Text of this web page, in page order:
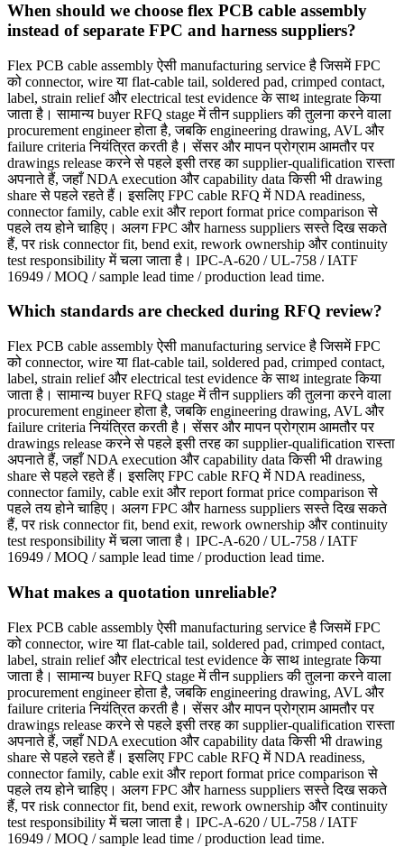
When should we choose flex PCB cable assembly
instead of separate FPC and harness suppliers?
Flex PCB cable assembly ऐसी manufacturing service है जिसमें FPC
को connector, wire या flat-cable tail, soldered pad, crimped contact,
label, strain relief और electrical test evidence के साथ integrate किया
जाता है। सामान्य buyer RFQ stage में तीन suppliers की तुलना करने वाला
procurement engineer होता है, जबकि engineering drawing, AVL और
failure criteria नियंत्रित करती है। सेंसर और मापन प्रोग्राम आमतौर पर
drawings release करने से पहले इसी तरह का supplier-qualification रास्ता
अपनाते हैं, जहाँ NDA execution और capability data किसी भी drawing
share से पहले रहते हैं। इसलिए FPC cable RFQ में NDA readiness,
connector family, cable exit और report format price comparison से
पहले तय होने चाहिए। अलग FPC और harness suppliers सस्ते दिख सकते
हैं, पर risk connector fit, bend exit, rework ownership और continuity
test responsibility में चला जाता है। IPC-A-620 / UL-758 / IATF
16949 / MOQ / sample lead time / production lead time.
Which standards are checked during RFQ review?
Flex PCB cable assembly ऐसी manufacturing service है जिसमें FPC
को connector, wire या flat-cable tail, soldered pad, crimped contact,
label, strain relief और electrical test evidence के साथ integrate किया
जाता है। सामान्य buyer RFQ stage में तीन suppliers की तुलना करने वाला
procurement engineer होता है, जबकि engineering drawing, AVL और
failure criteria नियंत्रित करती है। सेंसर और मापन प्रोग्राम आमतौर पर
drawings release करने से पहले इसी तरह का supplier-qualification रास्ता
अपनाते हैं, जहाँ NDA execution और capability data किसी भी drawing
share से पहले रहते हैं। इसलिए FPC cable RFQ में NDA readiness,
connector family, cable exit और report format price comparison से
पहले तय होने चाहिए। अलग FPC और harness suppliers सस्ते दिख सकते
हैं, पर risk connector fit, bend exit, rework ownership और continuity
test responsibility में चला जाता है। IPC-A-620 / UL-758 / IATF
16949 / MOQ / sample lead time / production lead time.
What makes a quotation unreliable?
Flex PCB cable assembly ऐसी manufacturing service है जिसमें FPC
को connector, wire या flat-cable tail, soldered pad, crimped contact,
label, strain relief और electrical test evidence के साथ integrate किया
जाता है। सामान्य buyer RFQ stage में तीन suppliers की तुलना करने वाला
procurement engineer होता है, जबकि engineering drawing, AVL और
failure criteria नियंत्रित करती है। सेंसर और मापन प्रोग्राम आमतौर पर
drawings release करने से पहले इसी तरह का supplier-qualification रास्ता
अपनाते हैं, जहाँ NDA execution और capability data किसी भी drawing
share से पहले रहते हैं। इसलिए FPC cable RFQ में NDA readiness,
connector family, cable exit और report format price comparison से
पहले तय होने चाहिए। अलग FPC और harness suppliers सस्ते दिख सकते
हैं, पर risk connector fit, bend exit, rework ownership और continuity
test responsibility में चला जाता है। IPC-A-620 / UL-758 / IATF
16949 / MOQ / sample lead time / production lead time.